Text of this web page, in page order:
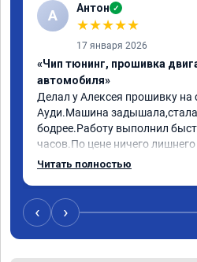
А Антон ✓
★★★★★
17 января 2026
«Чип тюнинг, прошивка
автомобиля»
Делал у Алексея прошивку на
Ауди.Машина задышала,стала
бодрее.Работу выполнил
часов.По цене ничего лишнего
как договаривались
случае поломки
рекомендую Алексея как
специалиста!
Читать полностью
‹ ›